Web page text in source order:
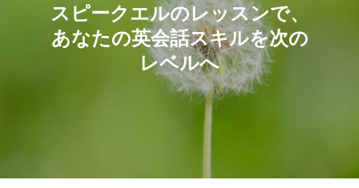
スピークエルのレッスンで、
あなたの英会話スキルを次の
レベルへ